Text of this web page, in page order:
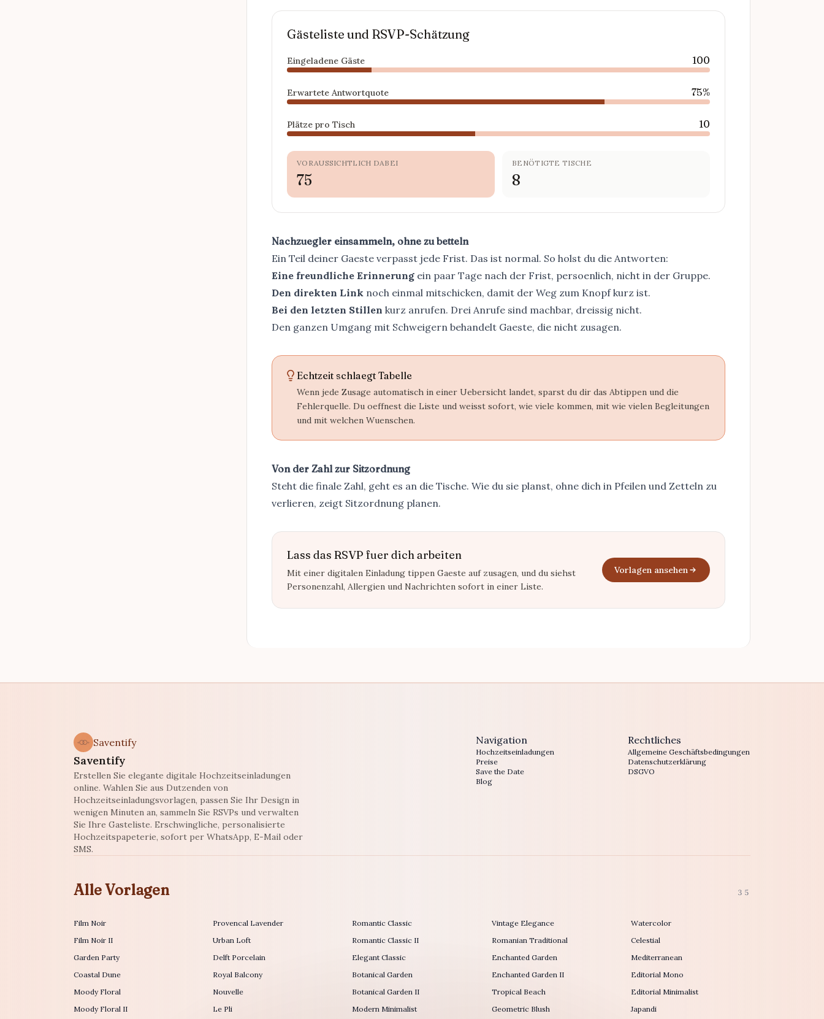
Gästeliste und RSVP-Schätzung
Eingeladene Gäste 100
Erwartete Antwortquote 75%
Plätze pro Tisch 10
VORAUSSICHTLICH DABEI
75
BENÖTIGTE TISCHE
8
Nachzuegler einsammeln, ohne zu betteln
Ein Teil deiner Gaeste verpasst jede Frist. Das ist normal. So holst du die Antworten:
Eine freundliche Erinnerung ein paar Tage nach der Frist, persoenlich, nicht in der Gruppe.
Den direkten Link noch einmal mitschicken, damit der Weg zum Knopf kurz ist.
Bei den letzten Stillen kurz anrufen. Drei Anrufe sind machbar, dreissig nicht.
Den ganzen Umgang mit Schweigern behandelt Gaeste, die nicht zusagen.
Echtzeit schlaegt Tabelle
Wenn jede Zusage automatisch in einer Uebersicht landet, sparst du dir das Abtippen und die
Fehlerquelle. Du oeffnest die Liste und weisst sofort, wie viele kommen, mit wie vielen Begleitungen
und mit welchen Wuenschen.
Von der Zahl zur Sitzordnung
Steht die finale Zahl, geht es an die Tische. Wie du sie planst, ohne dich in Pfeilen und Zetteln zu
verlieren, zeigt Sitzordnung planen.
Lass das RSVP fuer dich arbeiten
Mit einer digitalen Einladung tippen Gaeste auf zusagen, und du siehst
Personenzahl, Allergien und Nachrichten sofort in einer Liste.
Vorlagen ansehen
Saventify
Saventify
Erstellen Sie elegante digitale Hochzeitseinladungen
online. Wahlen Sie aus Dutzenden von
Hochzeitseinladungsvorlagen, passen Sie Ihr Design in
wenigen Minuten an, sammeln Sie RSVPs und verwalten
Sie Ihre Gasteliste. Erschwingliche, personalisierte
Hochzeitspapeterie, sofort per WhatsApp, E-Mail oder
SMS.
Navigation
Hochzeitseinladungen
Preise
Save the Date
Blog
Rechtliches
Allgemeine Geschäftsbedingungen
Datenschutzerklärung
DSGVO
Alle Vorlagen 35
Film Noir
Film Noir II
Garden Party
Coastal Dune
Moody Floral
Moody Floral II
Provencal Lavender
Urban Loft
Delft Porcelain
Royal Balcony
Nouvelle
Le Pli
Romantic Classic
Romantic Classic II
Elegant Classic
Botanical Garden
Botanical Garden II
Modern Minimalist
Vintage Elegance
Romanian Traditional
Enchanted Garden
Enchanted Garden II
Tropical Beach
Geometric Blush
Watercolor
Celestial
Mediterranean
Editorial Mono
Editorial Minimalist
Japandi